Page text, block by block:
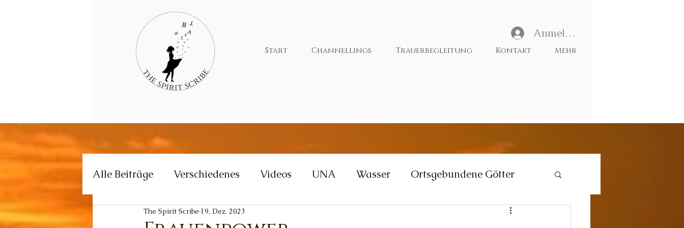
Anmelden
Start Channellings Trauerbegleitung Kontakt Mehr
Alle Beiträge Verschiedenes Videos UNA Wasser Ortsgebundene Götter
Kommunikation Kreativität
The Spirit Scribe 19. Dez. 2023